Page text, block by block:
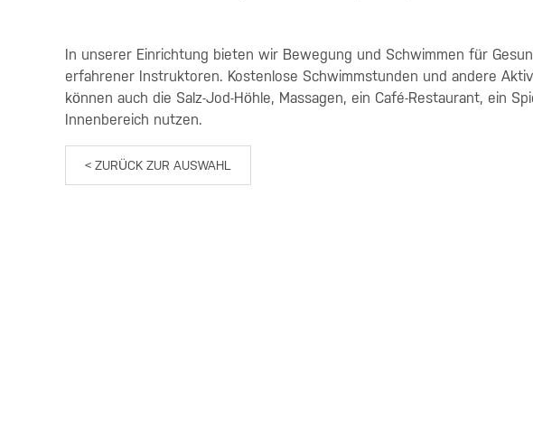
In unserer Einrichtung bieten wir Bewegung und Schwimmen für
erfahrener Instruktoren. Kostenlose Schwimmstunden und andere
können auch die Salz-Jod-Höhle, Massagen, ein Café-Restaurant, ein
Innenbereich nutzen.
< ZURÜCK ZUR AUSWAHL